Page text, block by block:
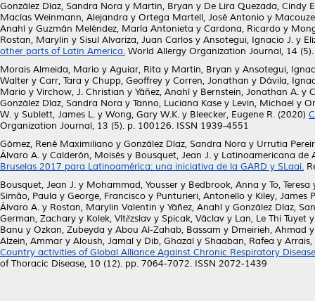
González Díaz, Sandra Nora y Martin, Bryan y De Lira Quezada, Cindy
Macías Weinmann, Alejandra y Ortega Martell, José Antonio y
Anahí y Guzmán Meléndez, María Antonieta y Cardona, Ricardo y
Rostan, Marylin y Sisul Alvariza, Juan Carlos y Ansotegui, Ignacio J. y
other parts of Latin America. World Allergy Organization Journal, 14
Morais Almeida, Mario y Aguiar, Rita y Martin, Bryan y Ansotegui,
Walter y Carr, Tara y Chupp, Geoffrey y Corren, Jonathan y Dávila,
Mario y Virchow, J. Christian y Yáñez, Anahí y Bernstein, Jonathan A. y
González Díaz, Sandra Nora y Tanno, Luciana Kase y Levin, Michael y
W. y Sublett, James L. y Wong, Gary W.K. y Bleecker, Eugene R. (2020)
Organization Journal, 13 (5). p. 100126. ISSN 1939-4551
Gómez, René Maximiliano y González Díaz, Sandra Nora y Urrutia
Álvaro A. y Calderón, Moisés y Bousquet, Jean J. y Latinoamericana de
Bruselas 2017 para Latinoamérica: una iniciativa de la GARD y SLaai.
Bousquet, Jean J. y Mohammad, Yousser y Bedbrook, Anna y To, Teresa
Simão, Paula y George, Francisco y Punturieri, Antonello y Kiley, James
Álvaro A. y Rostan, Marylin Valentin y Yáñez, Anahí y González Díaz,
German, Zachary y Kolek, Vítězslav y Spicak, Václav y Lan, Le Thi Tuyet
Banu y Ozkan, Zubeyda y Abou Al-Zahab, Bassam y Dmeirieh, Ahmad
Alzein, Ammar y Aloush, Jamal y Dib, Ghazal y Shaaban, Rafea y
Country activities of Global Alliance Against Chronic Respiratory
of Thoracic Disease, 10 (12). pp. 7064-7072. ISSN 2072-1439